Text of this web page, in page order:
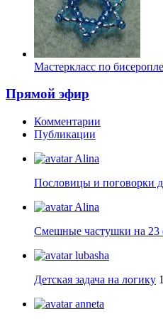
Мастеркласс по
Прямой эфир
Комментарии
Публикации
Alina
Пословицы и поговорки
Alina
Смешные частушки на 23
lubasha
Детская задача на логику 1
anneta